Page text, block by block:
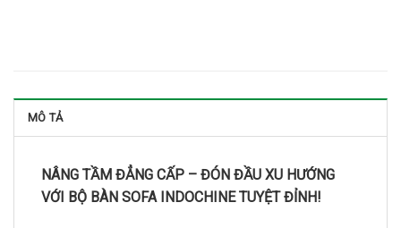
MÔ TẢ
NÂNG TẦM ĐẲNG CẤP – ĐÓN ĐẦU XU HƯỚNG
VỚI BỘ BÀN SOFA INDOCHINE TUYỆT ĐỈNH!